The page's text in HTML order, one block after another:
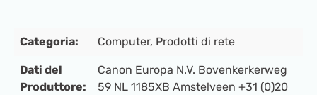
Categoria: Computer, Prodotti di rete
Dati del
Produttore:
Canon Europa N.V. Bovenkerkerweg
59 NL 1185XB Amstelveen +31 (0)20